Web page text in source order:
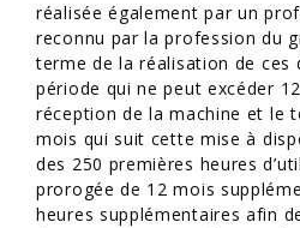
réalisée également par un
reconnu par la profession du
terme de la réalisation de ces
période qui ne peut excéder
réception de la machine et le
mois qui suit cette mise à
des 250 premières heures
prorogée de 12 mois
heures supplémentaires afin